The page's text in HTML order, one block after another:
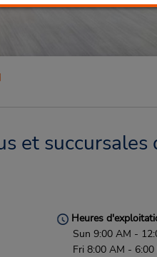
et
Heures
Sun 9:00 AM -
Fri 8:00 AM -